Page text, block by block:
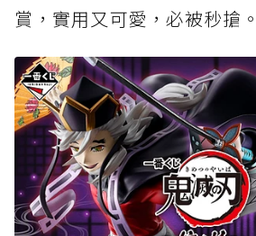
賞，實用又可愛，必被秒搶。